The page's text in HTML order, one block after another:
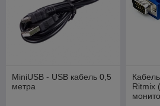
MiniUSB - USB кабель 0,5
метра
Ritmix